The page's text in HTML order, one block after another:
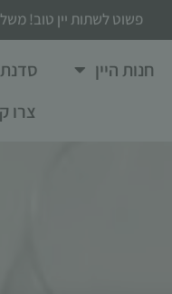
פשוט לשתות יין טוב!
חנות היין סדנת
צרו